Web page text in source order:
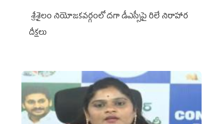
శ్రీశైలం నియోజకవర్గంలో దగా డీఎస్సీపై రిలే నిరాహార
దీక్షలు